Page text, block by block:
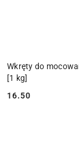
Wkręty do
[1 kg]
Cena:
16.50